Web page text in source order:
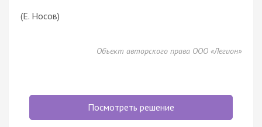
(Е. Носов)
Объект авторского права ООО «Легион»
Посмотреть решение